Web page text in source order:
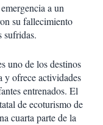
a un
su fallecimiento
sufridas.
uno de los destinos
y ofrece actividades
entrenados. El
de ecoturismo de
cuarta parte de la